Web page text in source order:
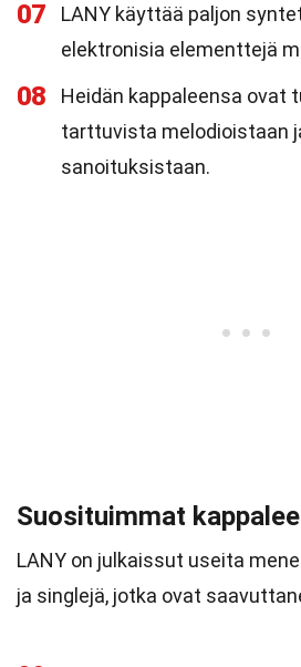
07
LANY käyttää paljon
elektronisia elementtejä
08
Heidän kappaleensa ovat
tarttuvista melodioistaan
sanoituksistaan.
Suosituimmat
LANY on julkaissut useita
ja singlejä, jotka ovat